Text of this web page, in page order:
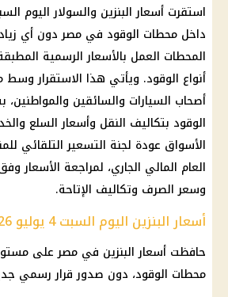
داخل محطات الوقود في مصر دون أي
المحطات العمل بالأسعار الرسمية
أنواع الوقود. ويأتي هذا الاستقرار
أصحاب السيارات والسائقين والمواطنين،
الوقود بتكاليف النقل وأسعار السلع
الأسواق عودة لجنة التسعير التلقائي
العام المالي الجاري، لمراجعة الأسعار
وسعر الصرف وتكاليف الإتاحة.
أسعار البنزين اليوم السبت 4 يوليو 2026
حافظت أسعار البنزين في مصر على
محطات الوقود، دون صدور قرار رسمي